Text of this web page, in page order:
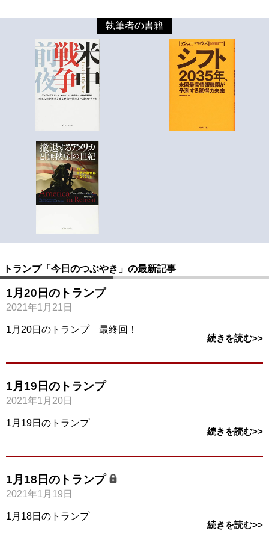
執筆者の書籍
トランプ「今日のつぶやき」の最新記事
1月20日のトランプ
2021年1月21日
1月20日のトランプ 最終回！
続きを読む>>
1月19日のトランプ
2021年1月20日
1月19日のトランプ
続きを読む>>
1月18日のトランプ
2021年1月19日
1月18日のトランプ
続きを読む>>